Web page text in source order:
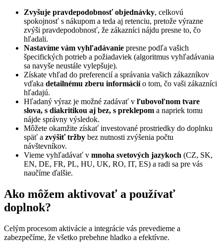
Zvyšuje pravdepodobnosť objednávky, celkovú
spokojnosť s nákupom a teda aj retenciu, pretože výrazne
zvýši pravdepodobnosť, že zákazníci nájdu presne to, čo
hľadali.
Nastavíme vám vyhľadávanie presne podľa vašich
špecifických potrieb a požiadaviek (algoritmus vyhľadávania
sa navyše neustále vylepšuje).
Získate vhľad do preferencií a správania vašich zákazníkov
vďaka detailnému zberu informáciío tom, čo vaši zákazníci
hľadajú.
Hľadaný výraz je možné zadávať v ľubovoľnom tvare
slova, s diakritikou aj bez, s preklepom a napriek tomu
nájde správny výsledok.
Môžete okamžite získať investované prostriedky do doplnku
späť a zvýšiť tržby bez nutnosti zvýšenia počtu
návštevníkov.
Vieme vyhľadávať v mnoha svetových jazykoch (CZ, SK,
EN, DE, FR, PL, HU, UK, RO, IT, ES) a radi sa pre vás
naučíme ďalšie.
Ako môžem aktivovať a používať
doplnok?
Celým procesom aktivácie a integrácie vás prevedieme a
zabezpečíme, že všetko prebehne hladko a efektívne.